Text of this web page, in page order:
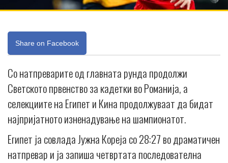
Share on Facebook
Со натпреварите од главната рунда продолжи
Светското првенство за кадетки во Романија, а
селекциите на Египет и Кина продолжуваат да бидат
најпријатното изненадување на шампионатот.
Египет ја совлада Јужна Кореја со 28:27 во драматичен
натпревар и ја запиша четвртата последователна